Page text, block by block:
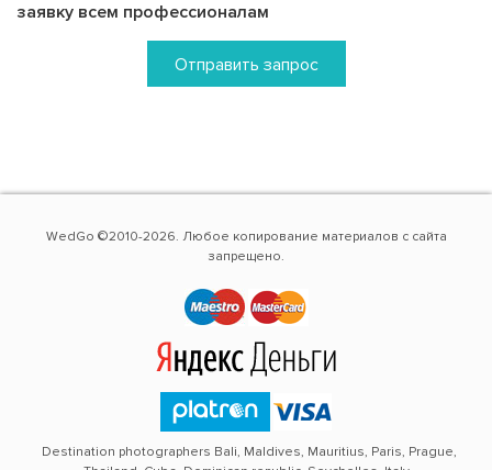
заявку всем профессионалам
Отправить запрос
WedGo ©2010-2026. Любое копирование материалов с сайта
запрещено.
Destination photographers Bali, Maldives, Mauritius, Paris, Prague,